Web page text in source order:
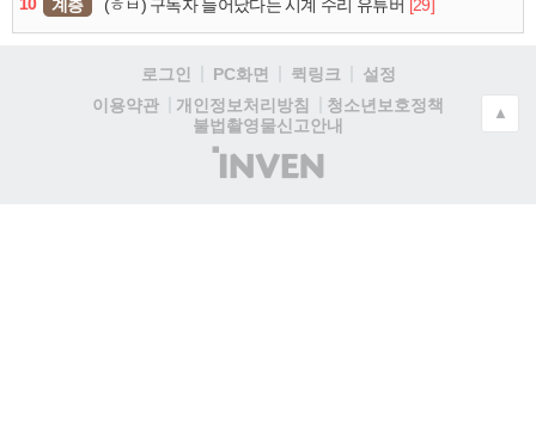
10
계층 (ㅎㅂ) 구독자 늘어났다는 시계 수리 유튜버 [29]
로그인 PC화면 퀵링크
설정
이용약관
개인정보처리방침
청소년보호정책
불법촬영물신고안내
(주)
인
▲